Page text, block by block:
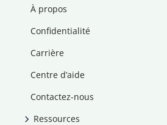
À propos
Confidentialité
Carrière
Centre d’aide
Contactez-nous
Ressources